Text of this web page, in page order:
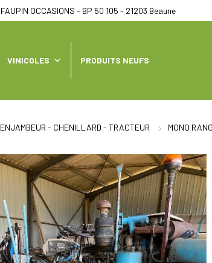
FAUPIN OCCASIONS - BP 50 105 - 21203 Beaune
VINICOLES PRODUITS NEUFS
ENJAMBEUR - CHENILLARD - TRACTEUR MONO